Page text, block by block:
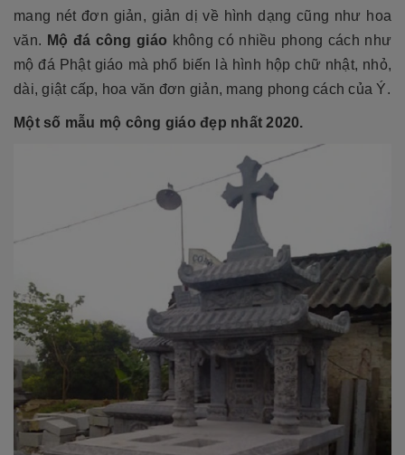
mang nét đơn giản, giản dị về hình dạng cũng như hoa
văn. Mộ đá công giáo không có nhiều phong cách như
mộ đá Phật giáo mà phổ biến là hình hộp chữ nhật, nhỏ,
dài, giật cấp, hoa văn đơn giản, mang phong cách của Ý.
Một số mẫu mộ công giáo đẹp nhất 2020.